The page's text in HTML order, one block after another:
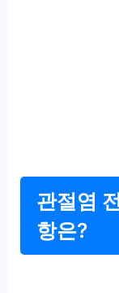
관절염
항은?